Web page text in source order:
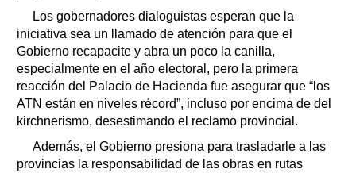
Los gobernadores dialoguistas esperan que la
iniciativa sea un llamado de atención para que el
Gobierno recapacite y abra un poco la canilla,
especialmente en el año electoral, pero la primera
reacción del Palacio de Hacienda fue asegurar que “los
ATN están en niveles récord”, incluso por encima de del
kirchnerismo, desestimando el reclamo provincial.
Además, el Gobierno presiona para trasladarle a las
provincias la responsabilidad de las obras en rutas